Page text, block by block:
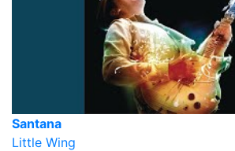
Santana
Little Wing